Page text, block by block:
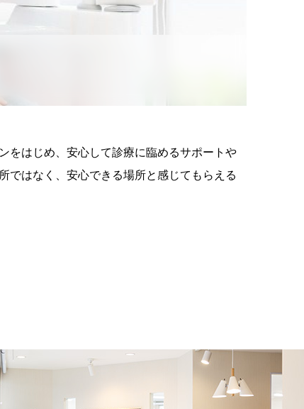
をはじめ、安心して診療に臨めるサポートや
ではなく、安心できる場所と感じてもらえる